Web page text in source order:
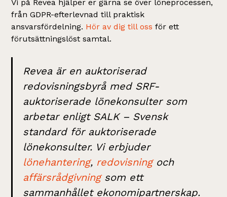
Vi på Revea hjälper er gärna se över löneprocessen,
från GDPR-efterlevnad till praktisk
ansvarsfördelning. Hör av dig till oss för ett
förutsättningslöst samtal.
Revea är en auktoriserad
redovisningsbyrå med SRF-
auktoriserade lönekonsulter som
arbetar enligt SALK – Svensk
standard för auktoriserade
lönekonsulter. Vi erbjuder
lönehantering, redovisningoch
affärsrådgivningsom ett
sammanhållet ekonomipartnerskap.